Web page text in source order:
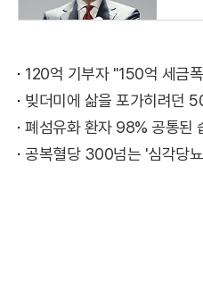
의
120억 기부자 "150억 세금
빚더미에 삶을 포가히려던
폐섬유화 환자 98% 공통된
공복혈당 300넘는 '심각당